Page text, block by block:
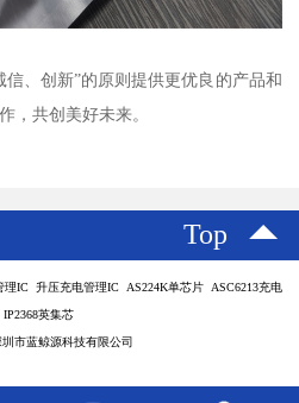
、创新”的原则提供更优良的产品和
，共创美好未来。
Top
IC 升压充电管理IC AS224K单芯片 ASC6213充电
英集芯
市蓝鲸源科技有限公司